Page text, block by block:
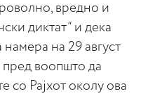
вредно и
диктат“ и дека
намера на 29 август
пред воопшто да
со Рајхот околу ова